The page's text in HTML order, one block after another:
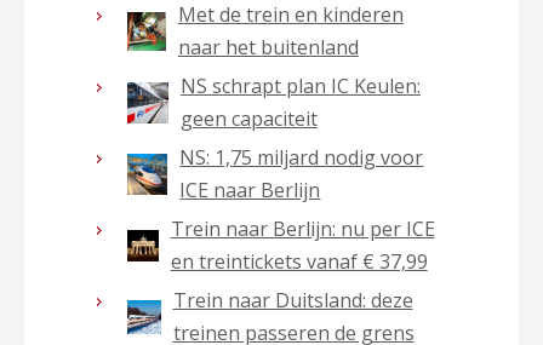
Met de trein en kinderen
naar het buitenland
NS schrapt plan IC Keulen:
geen capaciteit
NS: 1,75 miljard nodig voor
ICE naar Berlijn
Trein naar Berlijn: nu per ICE
en treintickets vanaf € 37,99
Trein naar Duitsland: deze
treinen passeren de grens